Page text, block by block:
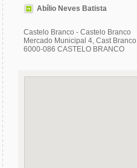
Abílio Neves Batista
Castelo Branco - Castelo Branco
Mercado Municipal 4, Cast Branco
6000-086 CASTELO BRANCO